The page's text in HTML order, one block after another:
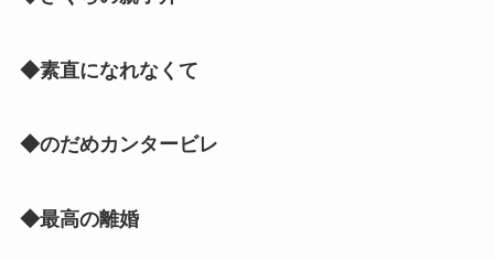
◆素直になれなくて
◆のだめカンタービレ
◆最高の離婚